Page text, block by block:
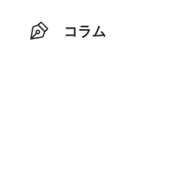
コラム